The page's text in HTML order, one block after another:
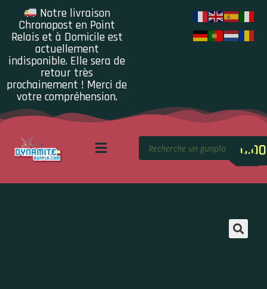
Notre livraison
Chronopost en Point
Relais et à Domicile est
actuellement
indisponible. Elle sera de
retour très
prochainement ! Merci de
votre compréhension.
0.00